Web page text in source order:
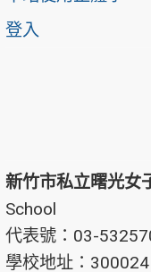
登入
新竹市私立曙光女
School
代表號：03-
學校地址：